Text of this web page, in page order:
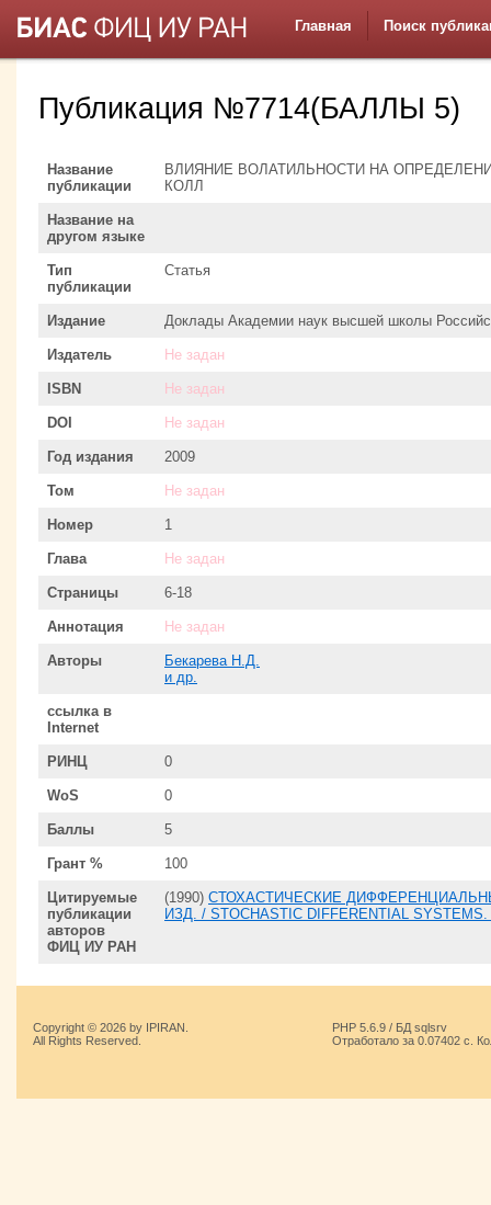
Главная Поиск
Публикация №7714(БАЛЛЫ 5)
Название
публикации
ВЛИЯНИЕ ВОЛАТИЛЬНОСТИ НА
КОЛЛ
Название на
другом языке
Тип
публикации
Статья
Издание Доклады Академии наук высшей школы
Издатель Не задан
ISBN Не задан
DOI Не задан
Год издания 2009
Том Не задан
Номер 1
Глава Не задан
Страницы 6-18
Аннотация Не задан
Авторы
Бекарева Н.Д.
и др.
ссылка в
Internet
РИНЦ 0
WoS 0
Баллы 5
Грант % 100
Цитируемые
публикации
авторов
ФИЦ ИУ РАН
(1990) СТОХАСТИЧЕСКИЕ
ИЗД. / STOCHASTIC DIFFERENTIAL SYSTEMS.
Copyright © 2026 by IPIRAN.
All Rights Reserved.
PHP 5.6.9 / БД sqlsrv
Отработало за 0.07402 с.